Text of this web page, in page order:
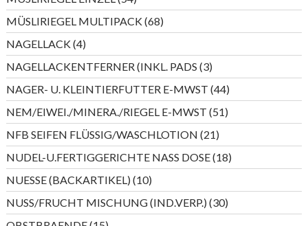
Produkte
MÜSLIRIEGEL MULTIPACK 6868
Produkte
NAGELLACK 44
Produkte
NAGELLACKENTFERNER (INKL. PADS 33
Produkte
NAGER- U. KLEINTIERFUTTER E-MWST 4444
Produkte
NEM/EIWEI./MINERA./RIEGEL E-MWST 5151
Produkte
NFB SEIFEN FLÜSSIG/WASCHLOTION 2121
Produkte
NUDEL-U.FERTIGGERICHTE NASS DOSE 1818
Produkte
NUESSE (BACKARTIKEL) 1010
Produkte
NUSS/FRUCHT MISCHUNG (IND.VERP.) 3030
Produkte